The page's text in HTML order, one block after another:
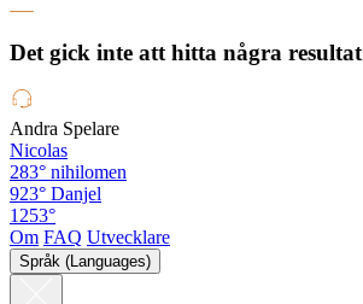
Det gick inte att hitta några resultat
Andra Spelare
Nicolas
283° nihilomen
923° Danjel
1253°
Om FAQ Utvecklare
Språk (Languages)